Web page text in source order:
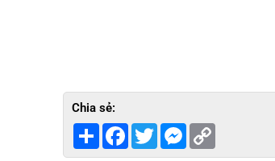
Chia sẻ:
Share Facebook
TwitterMessenger